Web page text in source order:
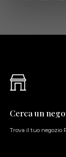
Cerca un
Trova il tuo negozio